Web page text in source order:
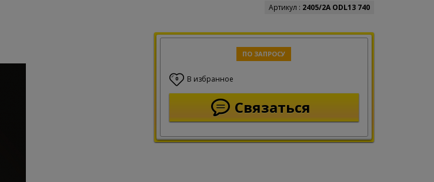
Артикул : 2405/2A ODL13 740
ПО ЗАПРОСУ
0 В избранное
Связаться